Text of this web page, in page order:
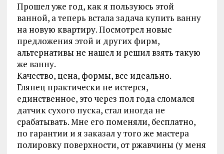
Прошел уже год, как я пользуюсь этой
ванной, а теперь встала задача купить ванну
на новую квартиру. Посмотрел новые
предложения этой и других фирм,
альтернативы не нашел и решил взять такую
же ванну.
Качество, цена, формы, все идеально.
Глянец практически не истерся,
единственное, это через пол года сломался
датчик сухого пуска, стал иногда не
срабатывать. Мне его поменяли, бесплатно,
по гарантии и я заказал у того же мастера
полировку поверхности, от ржавчины (у меня